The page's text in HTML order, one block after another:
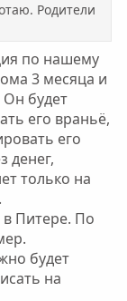
Родители
по нашему
3 месяца и
будет
его враньё,
его
денег,
только на
Питере. По
будет
на